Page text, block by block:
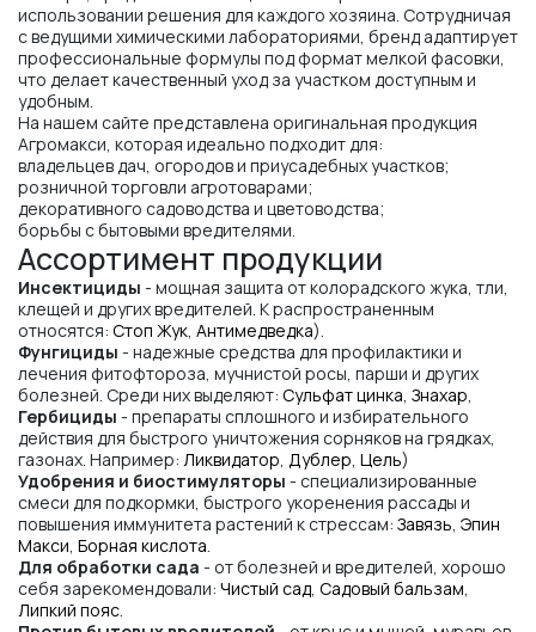
использовании решения для каждого хозяина. Сотрудничая
с ведущими химическими лабораториями, бренд адаптирует
профессиональные формулы под формат мелкой фасовки,
что делает качественный уход за участком доступным и
удобным.
На нашем сайте представлена оригинальная продукция
Агромакси, которая идеально подходит для:
владельцев дач, огородов и приусадебных участков;
розничной торговли агротоварами;
декоративного садоводства и цветоводства;
борьбы с бытовыми вредителями.
Ассортимент продукции
Инсектициды - мощная защита от колорадского жука, тли,
клещей и других вредителей. К распространенным
относятся: Стоп Жук, Антимедведка).
Фунгициды - надежные средства для профилактики и
лечения фитофтороза, мучнистой росы, парши и других
болезней. Среди них выделяют: Сульфат цинка, Знахар,
Гербициды - препараты сплошного и избирательного
действия для быстрого уничтожения сорняков на грядках,
газонах. Например: Ликвидатор, Дублер, Цель)
Удобрения и биостимуляторы - специализированные
смеси для подкормки, быстрого укоренения рассады и
повышения иммунитета растений к стрессам: Завязь, Эпин
Макси, Борная кислота.
Для обработки сада - от болезней и вредителей, хорошо
себя зарекомендовали: Чистый сад, Садовый бальзам,
Липкий пояс.